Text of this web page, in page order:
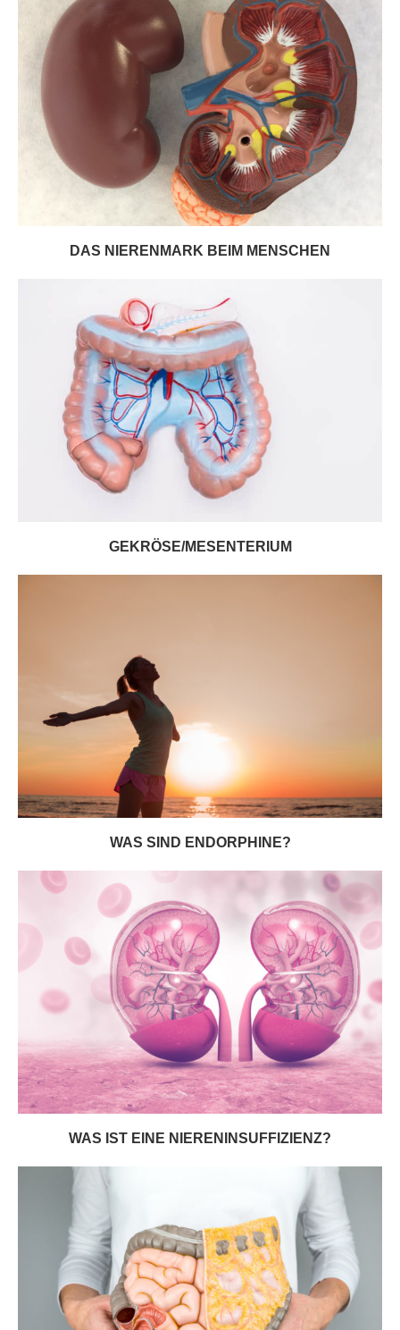
DAS NIERENMARK BEIM MENSCHEN
GEKRÖSE/MESENTERIUM
WAS SIND ENDORPHINE?
WAS IST EINE NIERENINSUFFIZIENZ?